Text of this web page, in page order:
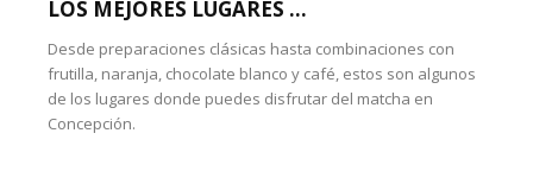
LOS MEJORES LUGARES ...
Desde preparaciones clásicas hasta combinaciones con
frutilla, naranja, chocolate blanco y café, estos son algunos
de los lugares donde puedes disfrutar del matcha en
Concepción.